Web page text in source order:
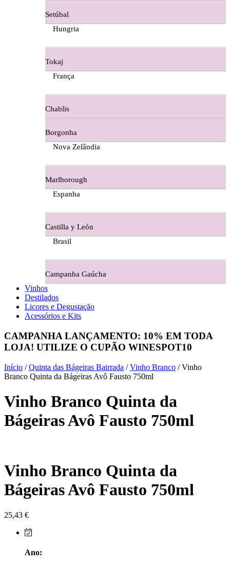
Ermelinda Freitas - Setubal
Evidencia Dão
Ferraz Wine - Beira Interior
Figueira Coriga - Alentejo
Guerreiro Vinhos - Bairrada
Herdade da Lisboa Alentejo
Herdade Do Freixo - Alentejo
Herdade do Moinho Branco - Alentejo
Herdade do Sobroso Alentejo
Herdade dos Coteis Alentejo
Herdade Papa Leite - Alentejo
Horacio Simoes Setubal
Já Te Disse - Alentejo
João Tique - Top Wines - Alentejo
Setúbal
Hungria
Tokaj
França
Chablis
Borgonha
Nova Zelândia
Marlborough
Espanha
Castilla y León
Brasil
Campanha Gaúcha
Vinhos
Destilados
Licores e Degustação
Acessórios e Kits
CAMPANHA LANÇAMENTO: 10% EM TODA
LOJA! UTILIZE O CUPÃO WINESPOT10
Início /Quinta das Bágeiras Bairrada /Vinho Branco / Vinho
Branco Quinta da Bágeiras Avô Fausto 750ml
Vinho Branco Quinta da
Bágeiras Avô Fausto 750ml
Vinho Branco Quinta da
Bágeiras Avô Fausto 750ml
25,43 €
Ano: